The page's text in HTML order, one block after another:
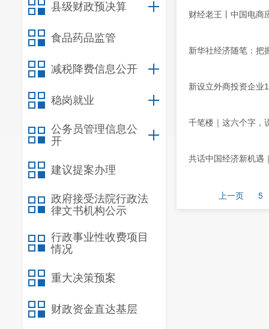
县级财政预决算
食品药品监管
减税降费信息公开
稳岗就业
公务员管理信息公
开
建议提案办理
政府接受法院行政法
律文书机构公示
行政事业性收费项目
情况
重大决策预案
财政资金直达基层
财经老王丨中国电商
新华社经济随笔：把
新设立外商投资企业
千笔楼｜这六个字，
共话中国经济新机
上一页 5